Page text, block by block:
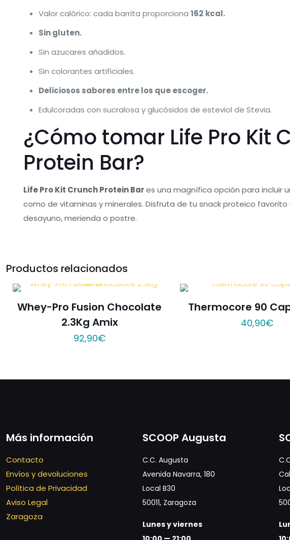
Valor calórico: cada barrita proporciona162 kcal.
Sin gluten.
Sin azucares añadidos.
Sin colorantes artificiales.
Deliciosos sabores entre los que escoger.
Edulcoradas con sucralosa y glucósidos de esteviol de Stevia.
¿Cómo tomar Life Pro Kit
Protein Bar?
Life Pro Kit Crunch Protein Bares una magnífica opción para incluir
como de vitaminas y minerales. Disfruta de tu snack proteico
desayuno, merienda o postre.
Productos relacionados
Whey-Pro Fusion Chocolate
2.3Kg Amix
92,90€
Thermocore 90
40,90€
Más información
Contacto
Envíos y devoluciones
Política de Privacidad
Aviso Legal
Zaragoza
SCOOP Augusta
C.C. Augusta
Avenida Navarra, 180
Local B30
50011, Zaragoza
Lunes y viernes